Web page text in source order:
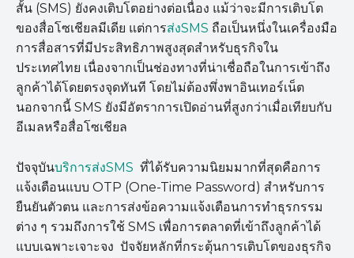
สั้น (SMS) ยังคงเติบโตอย่างต่อเนื่อง แม้ว่าจะมีการเติบโต
ของสื่อโซเชียลมีเดีย แต่การส่งSMS ถือเป็นหนึ่งในเครื่องมือ
การสื่อสารที่มีประสิทธิภาพสูงสุดสำหรับธุรกิจใน
ประเทศไทย เนื่องจากเป็นช่องทางที่น่าเชื่อถือในการเข้าถึง
ลูกค้าได้โดยตรงจุดทันที โดยไม่ต้องพึ่งพาอินเทอร์เน็ต
นอกจากนี้ SMS ยังมีอัตราการเปิดอ่านที่สูงกว่าเมื่อเทียบกับ
อีเมลหรือสื่อโซเชียล
ปัจจุบันบริการส่งSMS ที่ได้รับความนิยมมากที่สุดคือการ
แจ้งเตือนแบบ OTP (One-Time Password) สำหรับการ
ยืนยันตัวตน และการส่งข้อความแจ้งเตือนการทำธุรกรรม
ต่าง ๆ รวมถึงการใช้ SMS เพื่อการตลาดที่เข้าถึงลูกค้าได้
แบบเฉพาะเจาะจง ปัจจัยหลักที่กระตุ้นการเติบโตของธุรกิจ